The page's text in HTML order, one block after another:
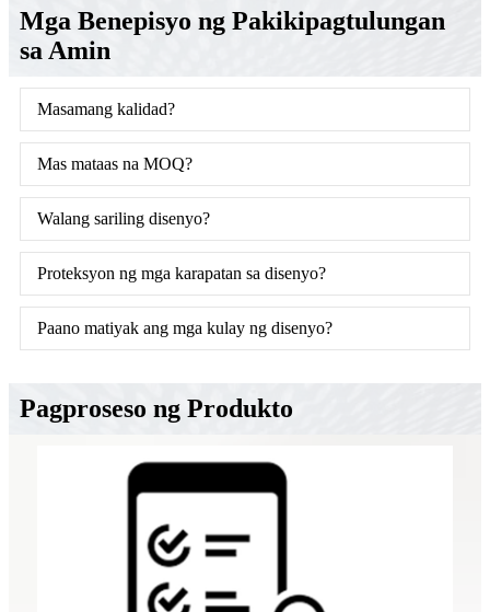
Mga Benepisyo ng Pakikipagtulungan
sa Amin
Masamang kalidad?
Mas mataas na MOQ?
Walang sariling disenyo?
Proteksyon ng mga karapatan sa disenyo?
Paano matiyak ang mga kulay ng disenyo?
Pagproseso ng Produkto